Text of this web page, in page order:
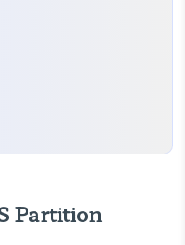
Partition